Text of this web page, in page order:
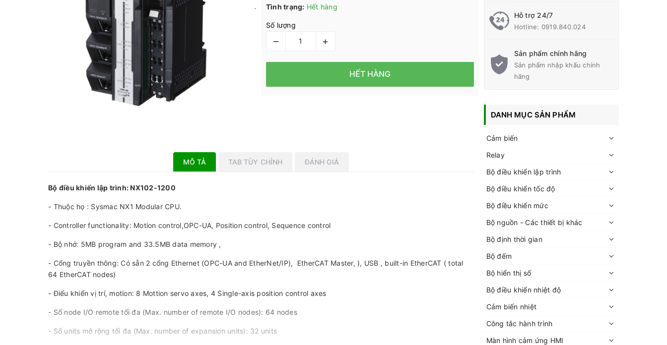
Tình trạng: Hết hàng
Số lượng
– +
HẾT HÀNG
MÔ TẢ TAB TÙY CHỈNH ĐÁNH GIÁ
Bộ điều khiển lập trình: NX102-1200
- Thuộc họ : Sysmac NX1 Modular CPU.
- Controller functionality: Motion control,OPC-UA, Position control, Sequence control
- Bộ nhớ: 5MB program and 33.5MB data memory ,
- Cổng truyền thông: Có sẵn 2 cổng Ethernet (OPC-UA and EtherNet/IP), EtherCAT Master, ), USB , built-in EtherCAT ( total
64 EtherCAT nodes)
- Điểu khiển vị trí, motion: 8 Mottion servo axes, 4 Single-axis position control axes
- Số node I/O remote tối đa (Max. number of remote I/O nodes): 64 nodes
- Số units mở rộng tối đa (Max. number of expansion units): 32 units
Hỗ trợ 24/7
Hotline: 0919.840.024
Sản phẩm chính hãng
Sản phẩm nhập khẩu chính
hãng
DANH MỤC SẢN PHẨM
Cảm biến
Relay
Bộ điều khiển lập trình
Bộ điều khiển tốc độ
Bộ điều khiển mức
Bộ nguồn - Các thiết bị khác
Bộ định thời gian
Bộ đếm
Bộ hiển thị số
Bộ điều khiển nhiệt độ
Cảm biến nhiệt
Công tắc hành trình
Màn hình cảm ứng HMI